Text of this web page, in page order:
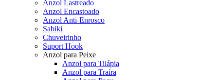
Anzol Lastreado
Anzol Encastoado
Anzol Anti-Enrosco
Sabiki
Chuveirinho
Suport Hook
Anzol para Peixe
Anzol para Tilápia
Anzol para Traíra